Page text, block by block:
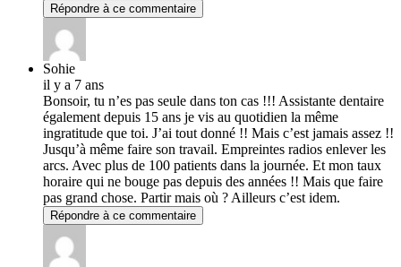
Répondre à ce commentaire
Sohie
il y a 7 ans
Bonsoir, tu n’es pas seule dans ton cas !!! Assistante dentaire
également depuis 15 ans je vis au quotidien la même
ingratitude que toi. J’ai tout donné !! Mais c’est jamais assez !!
Jusqu’à même faire son travail. Empreintes radios enlever les
arcs. Avec plus de 100 patients dans la journée. Et mon taux
horaire qui ne bouge pas depuis des années !! Mais que faire
pas grand chose. Partir mais où ? Ailleurs c’est idem.
Répondre à ce commentaire